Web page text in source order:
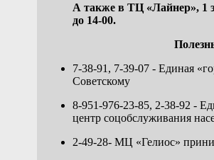
А также в ТЦ «Лайнер», 1
до 14-00.
7-38-91, 7-39-07 - Единая
Советскому
8-951-976-23-85, 2-38-92 -
центр соцобслуживания
2-49-28- МЦ «Гелиос»